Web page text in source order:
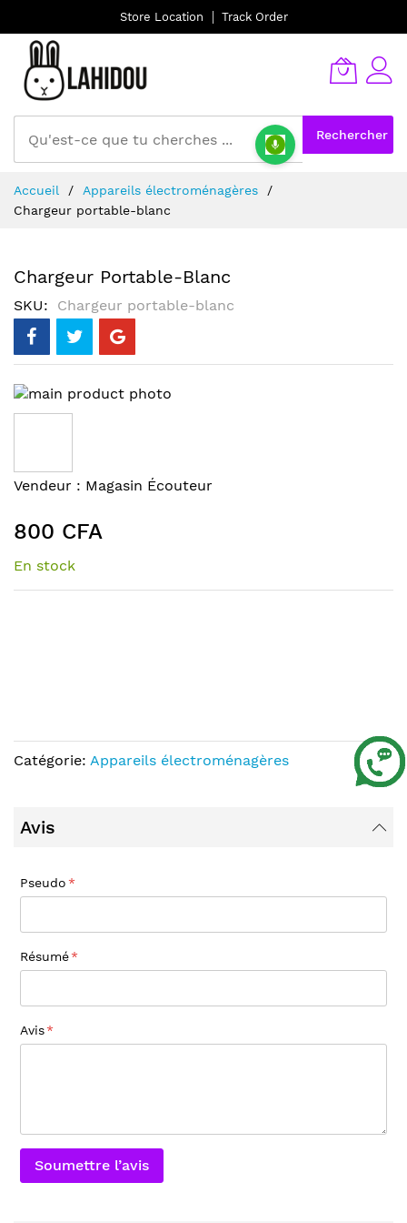
Store Location Track Order
Rechercher
au
contenu
Accueil
Appareils électroménagères
Chargeur portable-blanc
Chargeur Portable-Blanc
SKU Chargeur portable-blanc
Skip
to
of
the
gallery
Skip
the
beginning
of
Vendeur : Magasin Écouteur
800 CFA
En stock
Catégorie: Appareils électroménagères
Avis
Pseudo
Résumé
Avis
Soumettre l’avis